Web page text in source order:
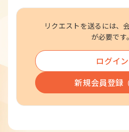
リクエストを送るには、
が必要です。
ログイン
新規会員登録